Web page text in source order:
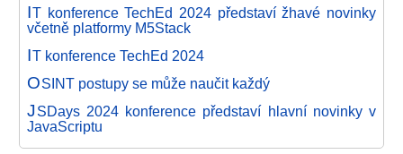
IT konference TechEd 2024 představí žhavé novinky
včetně platformy M5Stack
IT konference TechEd 2024
OSINT postupy se může naučit každý
JSDays 2024 konference představí hlavní novinky v
JavaScriptu